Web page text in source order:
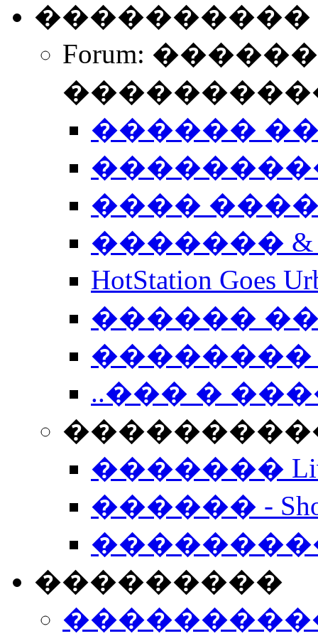
����������
Forum:
������
����
�������
HotStation
������
��������
..��� �
����������
�������
������ -
���������